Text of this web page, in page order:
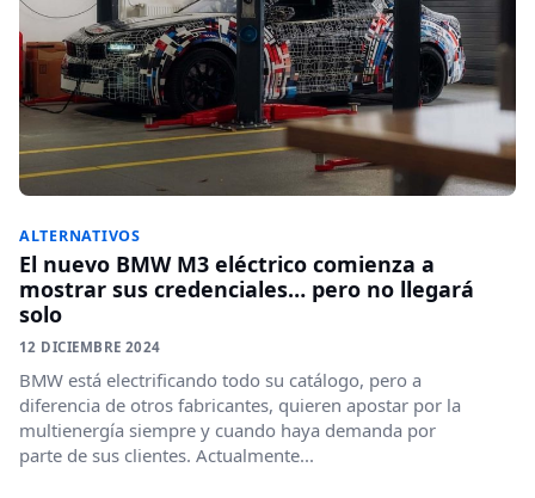
ALTERNATIVOS
El nuevo BMW M3 eléctrico comienza a
mostrar sus credenciales… pero no llegará
solo
12 DICIEMBRE 2024
BMW está electrificando todo su catálogo, pero a
diferencia de otros fabricantes, quieren apostar por la
multienergía siempre y cuando haya demanda por
parte de sus clientes. Actualmente...